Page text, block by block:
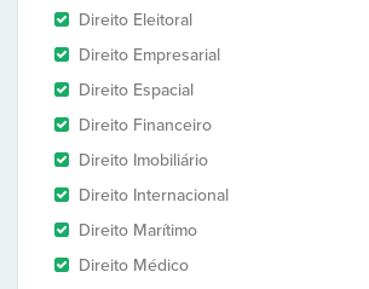
Direito Eleitoral
Direito Empresarial
Direito Espacial
Direito Financeiro
Direito Imobiliário
Direito Internacional
Direito Marítimo
Direito Médico